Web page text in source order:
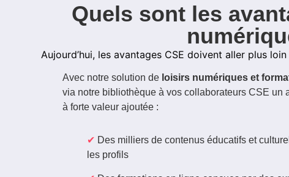
Quels sont les
Aujourd’hui, les avantages CSE doivent aller plus
Avec notre solution de loisirs numériques et
via notre bibliothèque à vos collaborateurs CSE un
à forte valeur ajoutée :
Des milliers de contenus éducatifs et
les profils